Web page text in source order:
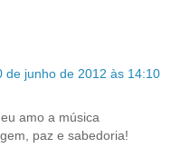
de junho de 2012 às 14:10
amo a música
paz e sabedoria!